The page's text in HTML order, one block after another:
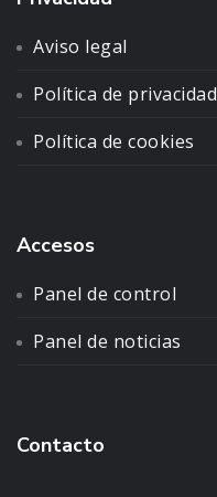
Aviso legal
Política de privacidad
Política de cookies
Accesos
Panel de control
Panel de noticias
Contacto